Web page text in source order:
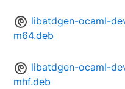
libatdgen-ocaml-
m64.deb
libatdgen-ocaml-
mhf.deb